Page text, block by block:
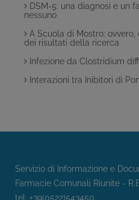
DSM-5: una diagnosi e un
nessuno
A Scuola di Mostro:
dei risultati della ricerca
Infezione da Clostridium
Interazioni tra Inibitori di
Servizio di Informazione e
Farmacie Comunali Riunite -
tel: +39(0522)543450